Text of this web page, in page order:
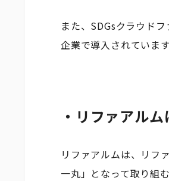
また、SDGsクラウド
企業で導入されています
・リファアル
リファアルムは、リフ
一丸」となって取り組